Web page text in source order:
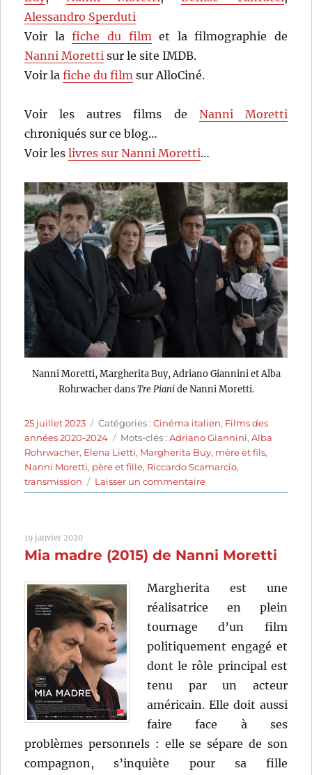
Alessandro Sperduti
Voir lafiche du film et la filmographie de
Nanni Moretti sur le site IMDB.
Voir lafiche du film sur AlloCiné.
Voir les autres films de Nanni Moretti
chroniqués sur ce blog…
Voir leslivres sur Nanni Moretti…
Nanni Moretti, Margherita Buy, Adriano Giannini et Alba
Rohrwacher dansTre Pianide Nanni Moretti.
Publié
le
25 juillet 2023 Catégories
Catégories :Cinéma italien, Films des
années 2020-2024
Étiquettes
Mots-clés :Adriano Giannini,Alba
Rohrwacher, Elena Lietti, Margherita Buy, mère et fils,
Nanni Moretti, père et fille, Riccardo Scamarcio,
transmission
Laisser un commentairesur
Tre
Nanni
19 janvier 2020
Mia madre (2015) de Nanni Moretti
Margherita est une
réalisatrice en plein
tournage d’un film
politiquement engagé et
dont le rôle principal est
tenu par un acteur
américain. Elle doit aussi
faire face à ses
problèmes personnels : elle se sépare de son
compagnon, s’inquiète pour sa fille